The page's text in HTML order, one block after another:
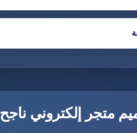
متجر إلكتروني ناجح